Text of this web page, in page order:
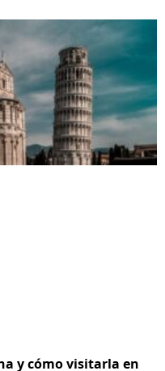
y cómo visitarla en